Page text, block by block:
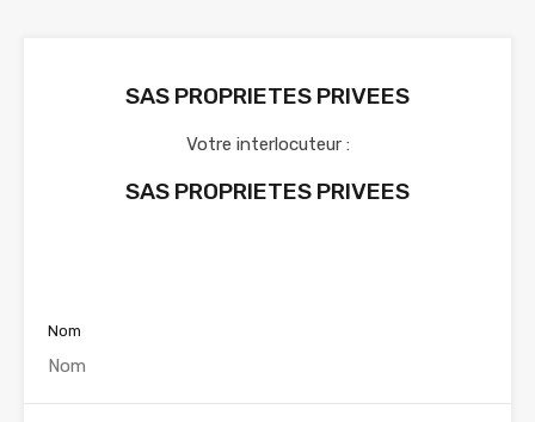
SAS PROPRIETES PRIVEES
Votre interlocuteur :
SAS PROPRIETES PRIVEES
Nom